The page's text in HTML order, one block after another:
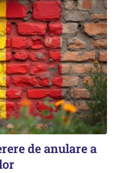
de anulare a